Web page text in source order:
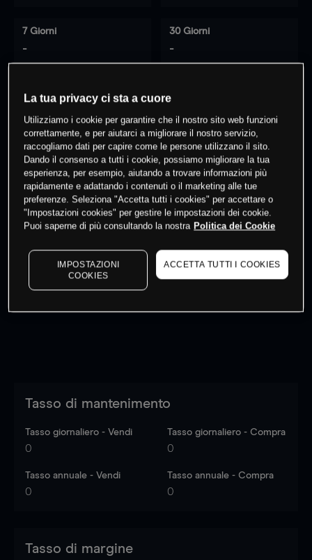
7 Giorni
-
30 Giorni
-
% dei clienti hanno posizioni
questo prodotto
Fai trading
I prezzi sono solo indicativi. Accediper vedere gli ultimi
dati di mercato
to see latest market data
Tasso di mantenimento
Tasso giornaliero - Vendi
0
Tasso giornaliero - Compra
0
Tasso annuale - Vendi
0
Tasso annuale - Compra
0
Tasso di margine
La tua privacy ci sta a cuore
Utilizziamo i cookie per garantire che il nostro sito web funzioni
correttamente, e per aiutarci a migliorare il nostro servizio,
raccogliamo dati per capire come le persone utilizzano il sito.
Dando il consenso a tutti i cookie, possiamo migliorare la tua
esperienza, per esempio, aiutando a trovare informazioni più
rapidamente e adattando i contenuti o il marketing alle tue
preferenze. Seleziona "Accetta tutti i cookies" per accettare o
"Impostazioni cookies" per gestire le impostazioni dei cookie.
Puoi saperne di più consultando la nostra Politica dei Cookie
IMPOSTAZIONI
COOKIES
ACCETTA TUTTI I COOKIES